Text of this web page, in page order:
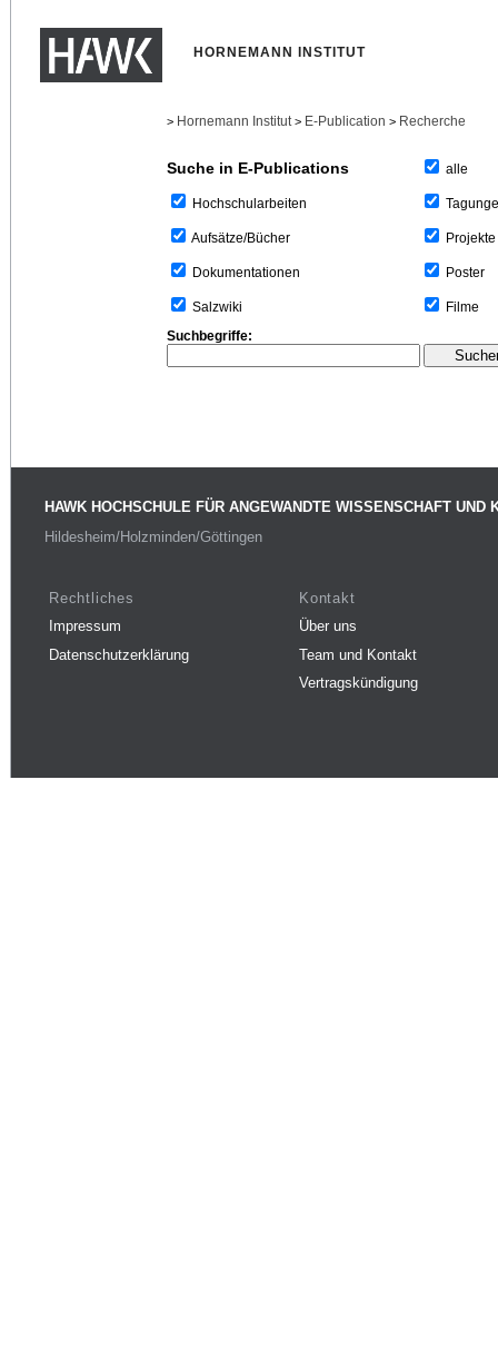
HORNEMANN INSTITUT
> Hornemann Institut > E-Publication > Recherche
Suche in E-Publications
Hochschularbeiten
Aufsätze/Bücher
Dokumentationen
Salzwiki
alle
Projekte
Poster
Filme
Suchbegriffe:
HAWK HOCHSCHULE FÜR ANGEWANDTE WISSENSCHAFT UND
Hildesheim/Holzminden/Göttingen
Rechtliches
Impressum
Datenschutzerklärung
Kontakt
Über uns
Team und Kontakt
Vertragskündigung